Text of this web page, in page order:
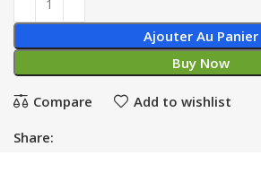
Ajouter Au Panier
Buy Now
Compare Add to wishlist
Share: